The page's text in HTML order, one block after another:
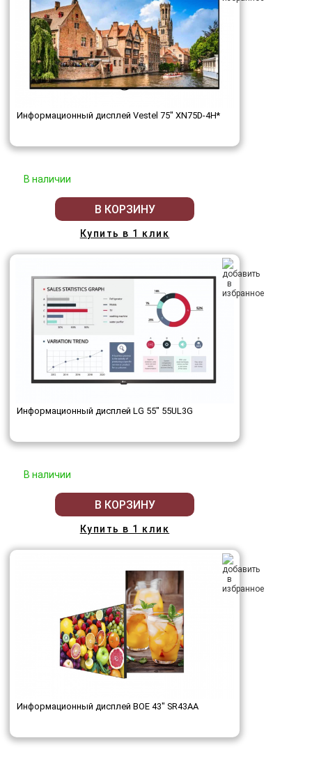
Информационный дисплей Vestel 75" XN75D-4H*
В наличии
В КОРЗИНУ
Купить в 1 клик
Информационный дисплей LG 55" 55UL3G
В наличии
В КОРЗИНУ
Купить в 1 клик
Информационный дисплей BOE 43" SR43AA